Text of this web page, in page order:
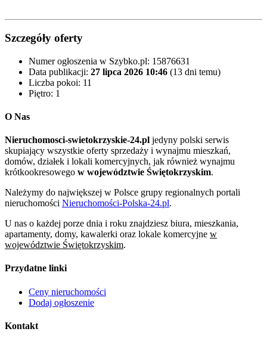
Szczegóły oferty
Numer ogłoszenia w Szybko.pl: 15876631
Data publikacji: 27 lipca 2026 10:46 (13 dni temu)
Liczba pokoi: 11
Piętro: 1
O Nas
Nieruchomosci-swietokrzyskie-24.pl jedyny polski serwis
skupiający wszystkie oferty sprzedaży i wynajmu mieszkań,
domów, działek i lokali komercyjnych, jak również wynajmu
krótkookresowego w województwie Świętokrzyskim.
Należymy do największej w Polsce grupy regionalnych portali
nieruchomości Nieruchomości-Polska-24.pl.
U nas o każdej porze dnia i roku znajdziesz biura, mieszkania,
apartamenty, domy, kawalerki oraz lokale komercyjne w
województwie Świętokrzyskim.
Przydatne linki
Ceny nieruchomości
Dodaj ogłoszenie
Kontakt